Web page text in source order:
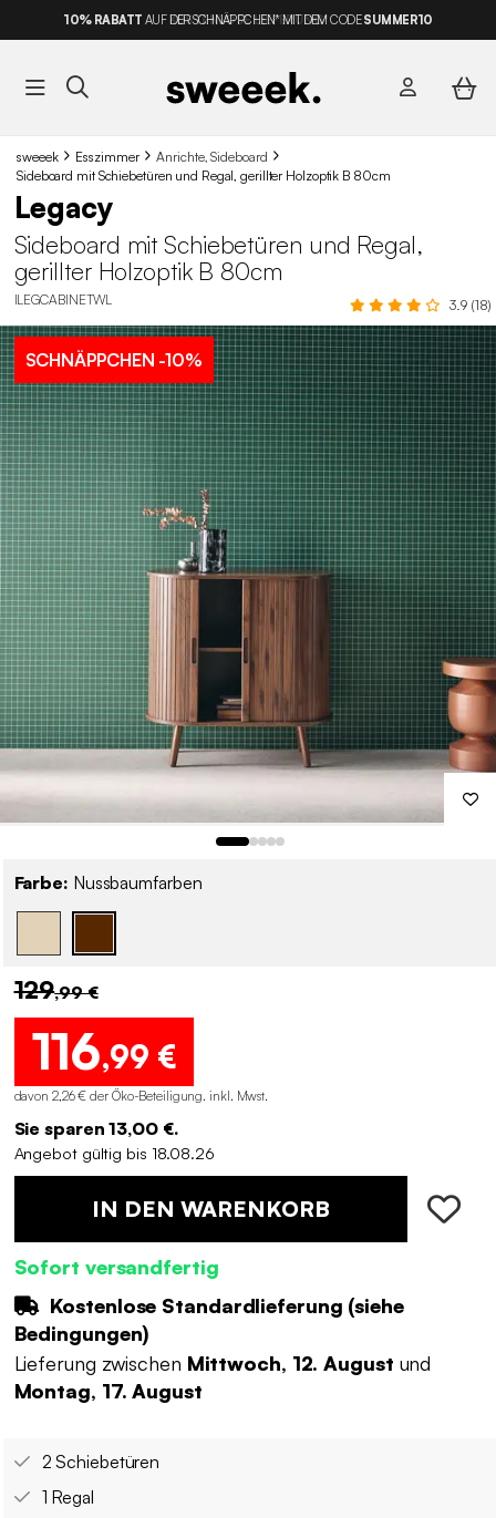
10% RABATT AUF DER SCHNÄPPCHEN* MIT DEM CODESUMMER10
sweeek Esszimmer
Anrichte, Sideboard
Sideboard mit Schiebetüren und Regal, gerillter Holzoptik B 80cm
Legacy
Sideboard mit Schiebetüren und Regal,
gerillter Holzoptik B 80cm
ILEGCABINETWL 3.9 (18)
SCHNÄPPCHEN -10%
Farbe: Nussbaumfarben
129,99 €
116,99 €
davon 2,26 € der Öko-Beteiligung. inkl. Mwst.
Sie sparen 13,00 €.
Angebot gültig bis 18.08.26
IN DEN WARENKORB
Sofort versandfertig
Kostenlose Standardlieferung (siehe
Bedingungen)
Lieferung zwischen Mittwoch, 12. August und
Montag, 17. August
2 Schiebetüren
1 Regal